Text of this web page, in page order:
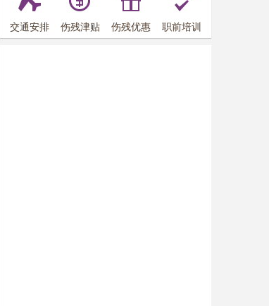
交通安排 伤残津贴 伤残优惠 职前培训